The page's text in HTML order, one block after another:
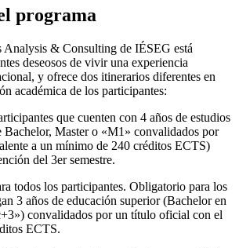
programa
Analysis & Consulting de IÉSEG está
deseosos de vivir una experiencia
y ofrece dos itinerarios diferentes en
académica de los participantes:
que cuenten con 4 años de estudios
Bachelor, Master o «M1» convalidados por
a un mínimo de 240 créditos ECTS)
del 3er semestre.
todos los participantes. Obligatorio para los
3 años de educación superior (Bachelor en
convalidados por un título oficial con el
ECTS.